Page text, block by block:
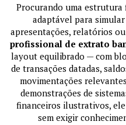
Procurando uma
adaptável para
apresentações, relatórios
profissional de extrato
layout equilibrado — com
de transações datadas,
movimentações
demonstrações de
financeiros ilustrativos,
sem exigir